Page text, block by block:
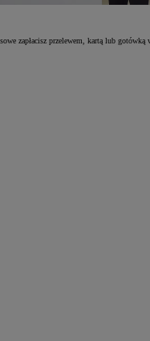
zapłacisz przelewem, kartą lub gotówką